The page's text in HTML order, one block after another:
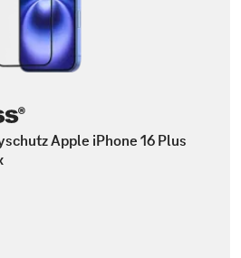
Apple iPhone 16 Plus